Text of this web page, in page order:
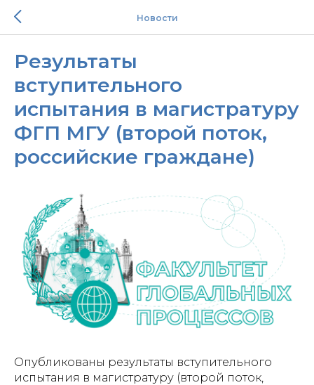
Новости
Результаты
вступительного
испытания в магистратуру
ФГП МГУ (второй поток,
российские граждане)
Опубликованы результаты вступительного
испытания в магистратуру (второй поток,